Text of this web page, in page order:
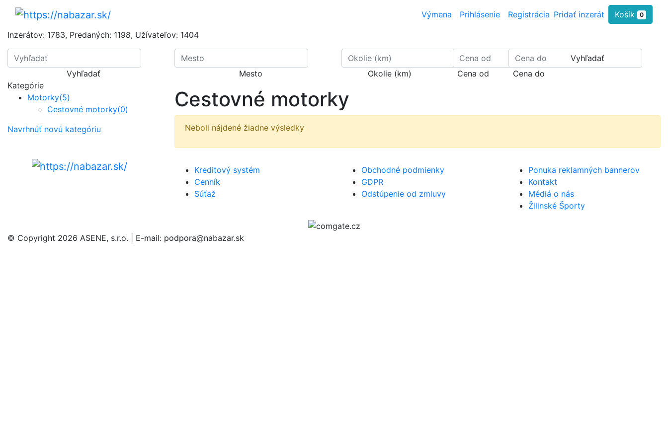
Pridať inzerát Košík 0
Výmena Prihlásenie Registrácia
Inzerátov: 1783, Predaných: 1198, Užívateľov: 1404
Vyhľadať Mesto Okolie (km) Cena od Cena do
Vyhľadať
Kategórie
Motorky(5)
Cestovné motorky(0)
Navrhnúť novú kategóriu
Cestovné motorky
Neboli nájdené žiadne výsledky
Kreditový systém
Cenník
Súťaž
Obchodné podmienky
GDPR
Odstúpenie od zmluvy
Ponuka reklamných bannerov
Kontakt
Médiá o nás
Žilinské Športy
© Copyright 2026 ASENE, s.r.o. | E-mail: podpora@nabazar.sk